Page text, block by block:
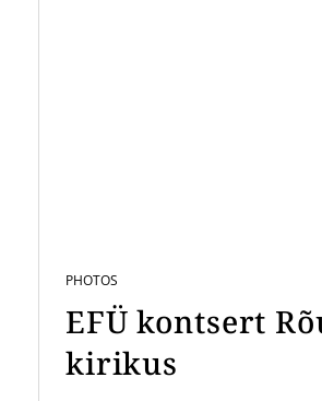
PHOTOS
EFÜ kontsert
kirikus